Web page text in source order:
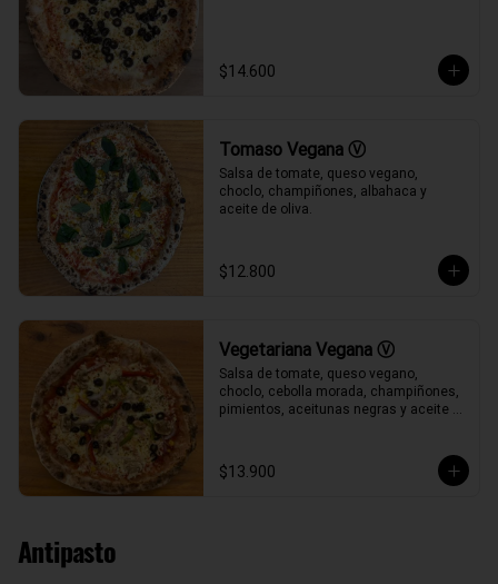
$14.600
Tomaso Vegana Ⓥ
Salsa de tomate, queso vegano,
choclo, champiñones, albahaca y
aceite de oliva.
$12.800
Vegetariana Vegana Ⓥ
Salsa de tomate, queso vegano,
choclo, cebolla morada, champiñones,
pimientos, aceitunas negras y aceite
$13.900
Antipasto